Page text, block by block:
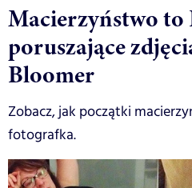
Macierzyństwo to
poruszające
Bloomer
Zobacz, jak początki
fotografka.